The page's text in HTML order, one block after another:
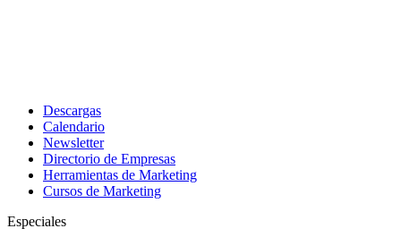
Descargas
Calendario
Newsletter
Directorio de Empresas
Herramientas de Marketing
Cursos de Marketing
Especiales